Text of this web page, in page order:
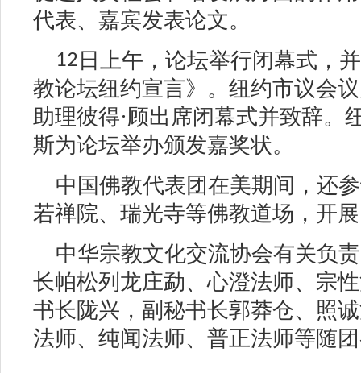
代表、嘉宾发表论文。
12 日上午，论坛举行闭幕式，
教论坛纽约宣言》。纽约市议会
助理彼得·顾出席闭幕式并致辞。
斯为论坛举办颁发嘉奖状。
中国佛教代表团在美期间，还
若禅院、瑞光寺等佛教道场，开
中华宗教文化交流协会有关负
长帕松列龙庄勐、心澄法师、宗
书长陇兴，副秘书长郭莽仓、照
法师、纯闻法师、普正法师等随